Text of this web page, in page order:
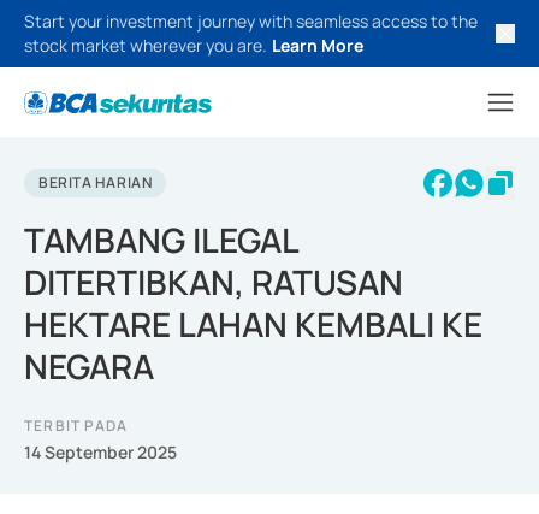
Start your investment journey with seamless access to the
stock market wherever you are. Learn More
BERITA HARIAN
TAMBANG ILEGAL
DITERTIBKAN, RATUSAN
HEKTARE LAHAN KEMBALI KE
NEGARA
TERBIT PADA
14 September 2025